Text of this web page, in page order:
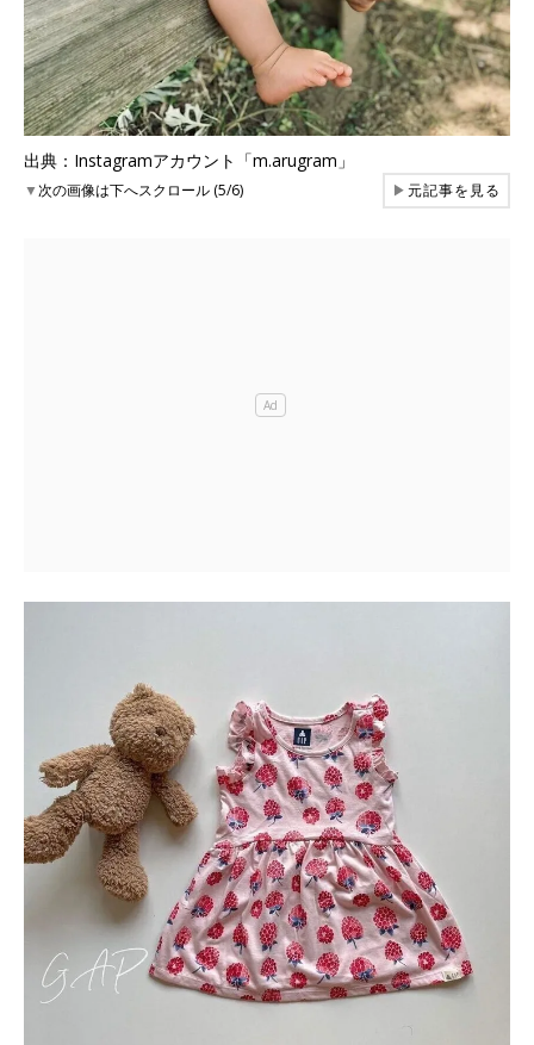
出典：Instagramアカウント「m.arugram」
▼次の画像は下へスクロール (5/6) ▶元記事を見る